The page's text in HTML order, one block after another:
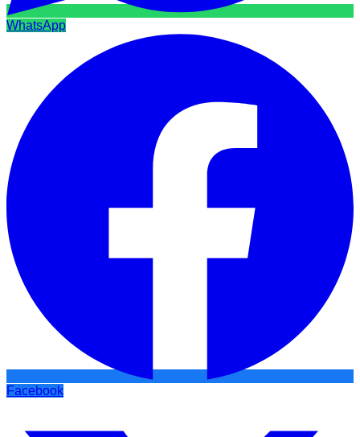
WhatsApp
Facebook